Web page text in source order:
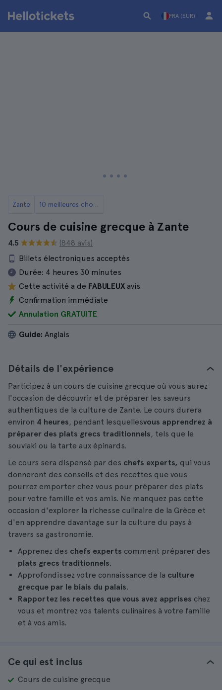
FRA (EUR)
Zante 10 meilleures choses à faire à Zakynthos
Cours de cuisine grecque à Zante
4.5
(848 avis)
Billets électroniques acceptés
Durée: 4 heures 30 minutes
Cette activité a de FABULEUX avis
Confirmation immédiate
Annulation GRATUITE
Guide: Anglais
Détails de l'expérience
Participez à un cours de cuisine grecque où vous aurez
l'occasion de découvrir et de préparer les saveurs
authentiques de la culture de Zante. Le cours durera
environ 4 heures, pendant lesquellesvous apprendrez à
préparer des plats grecs traditionnels, tels que le
souvlaki ou la tarte aux épinards.
Le cours sera dispensé par des chefs experts, qui vous
donneront des conseils et des recettes que vous
pourrez emporter chez vous pour préparer des plats
pour votre famille et vos amis. Ne manquez pas cette
occasion d'explorer la richesse culinaire de la Grèce et
d'en apprendre davantage sur la culture du pays à
travers sa gastronomie.
Apprenez des chefs experts comment préparer des
plats grecs traditionnels.
Approfondissez votre connaissance de la culture
grecque par le biais du palais.
Rapportez les recettes que vous avez apprises chez
vous et montrez vos talents culinaires à votre famille
et à vos amis.
Ce qui est inclus
Cours de cuisine grecque